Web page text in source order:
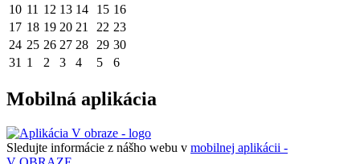
10 11 12 13 14 15 16
17 18 19 20 21 22 23
24 25 26 27 28 29 30
31 1 2 3 4 5 6
Mobilná aplikácia
Sledujte informácie z nášho webu v mobilnej aplikácii -